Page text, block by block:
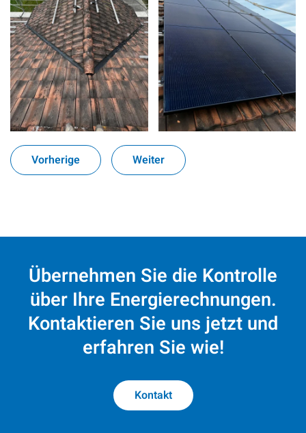
Vorherige Weiter
Übernehmen Sie die Kontrolle
über Ihre Energierechnungen.
Kontaktieren Sie uns jetzt und
erfahren Sie wie!
Kontakt